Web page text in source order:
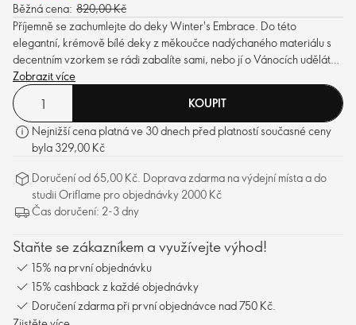
Běžná cena: 820,00 Kč
Příjemně se zachumlejte do deky Winter's Embrace. Do této
elegantní, krémově bílé deky z měkoučce nadýchaného materiálu s
decentním vzorkem se rádi zabalíte sami, nebo jí o Vánocích uděláte
radost někomu blízkému.
Zobrazit více
KOUPIT
Nejnižší cena platná ve 30 dnech před platností současné ceny
byla 329,00 Kč
Doručení od 65,00 Kč. Doprava zdarma na výdejní místa a do
studii Oriflame pro objednávky 2000 Kč
Čas doručení: 2-3 dny
Staňte se zákazníkem a využívejte výhod!
15% na první objednávku
15% cashback z každé objednávky
Doručení zdarma při první objednávce nad 750 Kč.